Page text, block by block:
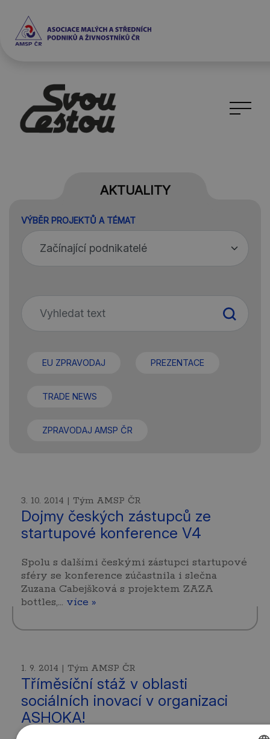
AKTUALITY
VÝBĚR PROJEKTŮ A TÉMAT
EU ZPRAVODAJ PREZENTACE
TRADE NEWS
ZPRAVODAJ AMSP ČR
3. 10. 2014 | Tým AMSP ČR
Dojmy českých zástupců ze
startupové konference V4
Spolu s dalšími českými zástupci startupové
sféry se konference zúčastnila i slečna
Zuzana Cabejšková s projektem ZAZA
bottles,… více »
1. 9. 2014 | Tým AMSP ČR
Tříměsíční stáž v oblasti
sociálních inovací v organizaci
ASHOKA!